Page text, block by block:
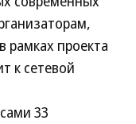
рамках проекта
к сетевой
33